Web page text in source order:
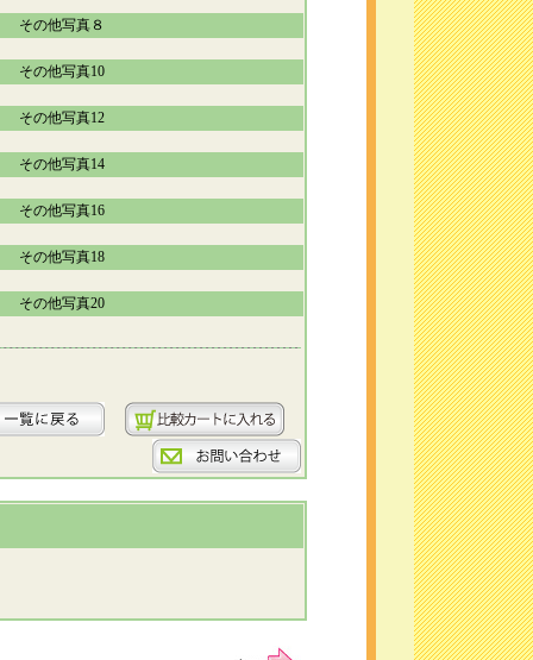
その他写真８
その他写真10
その他写真12
その他写真14
その他写真16
その他写真18
その他写真20